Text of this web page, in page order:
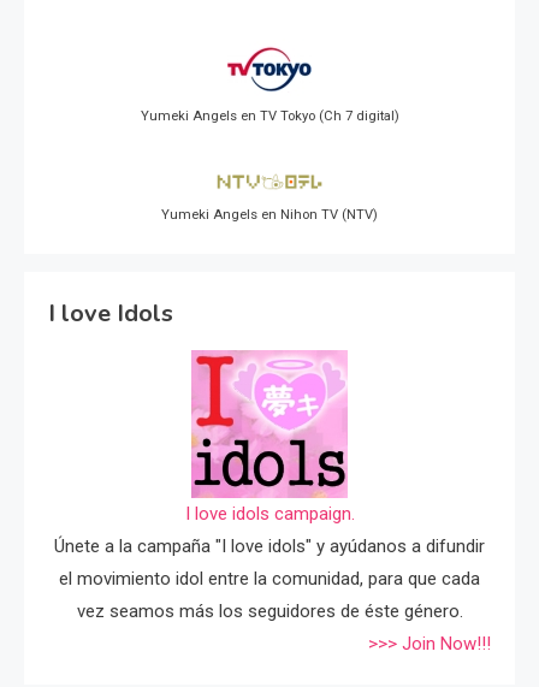
Yumeki Angels en TV Tokyo (Ch 7 digital)
Yumeki Angels en Nihon TV (NTV)
I love Idols
I love idols campaign.
Únete a la campaña "I love idols" y ayúdanos a difundir
el movimiento idol entre la comunidad, para que cada
vez seamos más los seguidores de éste género.
>>> Join Now!!!